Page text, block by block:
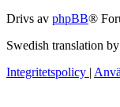
Drivs av phpBB®
Swedish translation by
Integritetspolicy |